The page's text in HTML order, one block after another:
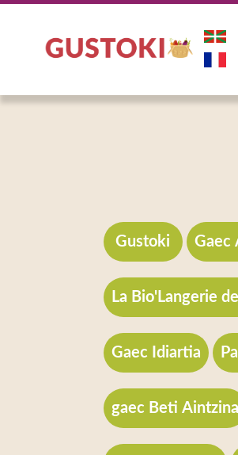
Gustoki Gaec
La Bio'Langerie
Gaec Idiartia
gaec Beti Aintzina